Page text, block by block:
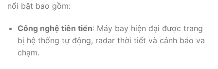
nổi bật bao gồm:
Công nghệ tiên tiến: Máy bay hiện đại được trang
bị hệ thống tự động, radar thời tiết và cảnh báo va
chạm.